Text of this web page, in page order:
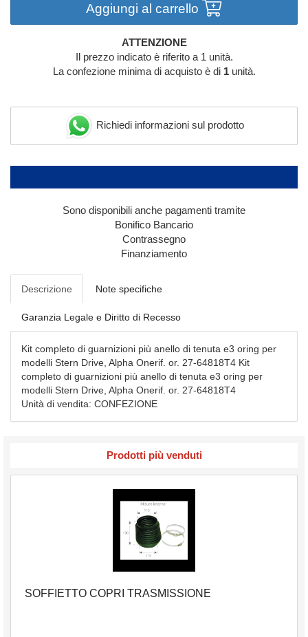
Aggiungi al carrello
ATTENZIONE
Il prezzo indicato è riferito a 1 unità.
La confezione minima di acquisto è di 1unità.
Richiedi informazioni sul prodotto
Sono disponibili anche pagamenti tramite
Bonifico Bancario
Contrassegno
Finanziamento
Descrizione Note specifiche
Garanzia Legale e Diritto di Recesso
Kit completo di guarnizioni più anello di tenuta e3 oring per
modelli Stern Drive, Alpha Onerif. or. 27-64818T4 Kit
completo di guarnizioni più anello di tenuta e3 oring per
modelli Stern Drive, Alpha Onerif. or. 27-64818T4
Unità di vendita: CONFEZIONE
Prodotti più venduti
SOFFIETTO COPRI TRASMISSIONE